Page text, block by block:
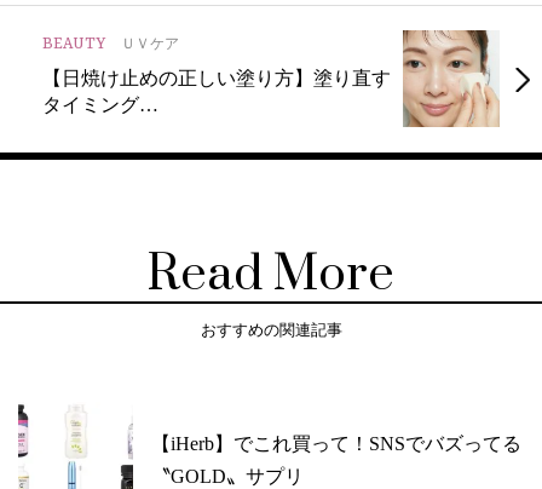
BEAUTY ＵＶケア
【日焼け止めの正しい塗り方】塗り直す
タイミング…
Read More
おすすめの関連記事
【iHerb】でこれ買って！SNSでバズってる
〝GOLD〟サプリ